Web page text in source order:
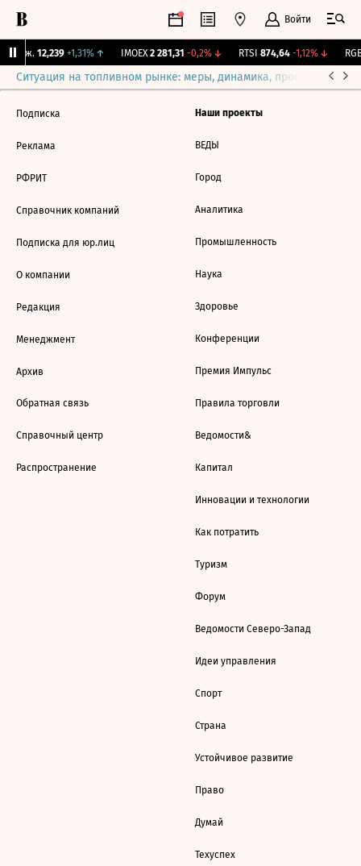
Войти
Бирж. 12,239 +1,31%↑ IMOEX 2 281,31 -0,2%↓ RTSI 874,64 -1,12%↓ RGBI
Ситуация на топливном рынке: меры, динамика, прогнозы
Подписка
Реклама
РФРИТ
Справочник компаний
Подписка для юр.лиц
О компании
Редакция
Менеджмент
Архив
Обратная связь
Справочный центр
Распространение
Наши проекты
ВЕДЫ
Город
Аналитика
Промышленность
Наука
Здоровье
Конференции
Премия Импульс
Правила торговли
Ведомости&
Капитал
Инновации и технологии
Как потратить
Туризм
Форум
Ведомости Северо-Запад
Идеи управления
Спорт
Страна
Устойчивое развитие
Право
Думай
Техуспех